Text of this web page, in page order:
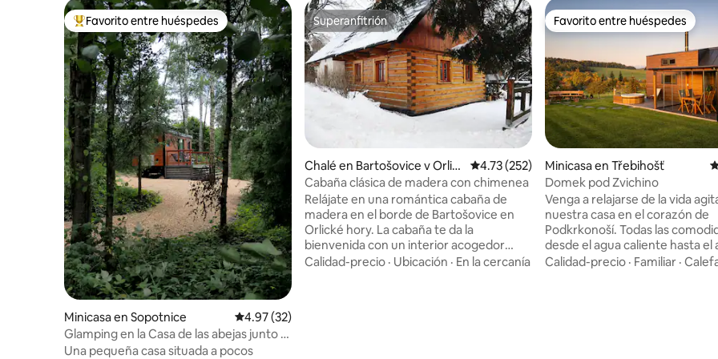
Favorito entre huéspedes preferido
Favorito entre huéspedes
Minicasa en Sopotnice Calificación promedio: 4.97 de 5, 32 reseñas
4.97 (32)
Glamping en la Casa de las abejas junto al
bosque
Una pequeña casa situada a pocos
Superanfitrión
Superanfitrión
Chalé en Bartošovice v Orlic
kých horách
Calificación promedio: 4.73 de 5, 252 reseñas
4.73 (252)
Cabaña clásica de madera con chimenea
Relájate en una romántica cabaña de
madera en el borde de Bartošovice en
Orlické hory. La cabaña te da la
bienvenida con un interior acogedor
donde puedes olvidar las
Calidad-precio · Ubicación · En la cercanía
Favorito entre huéspedes
Favorito entre huéspedes
Minicasa en Třebihošť
Domek pod Zvichino
Venga a relajarse de la vida
nuestra casa en el corazón de
Podkrkonoší. Todas las
desde el agua caliente hasta el
acondicionado, son algo
Calidad-precio · Familiar ·